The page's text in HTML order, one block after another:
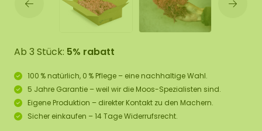
Ab 3 Stück: 5% rabatt
100 % natürlich, 0 % Pflege – eine nachhaltige Wahl.
5 Jahre Garantie – weil wir die Moos-Spezialisten sind.
Eigene Produktion – direkter Kontakt zu den Machern.
Sicher einkaufen – 14 Tage Widerrufsrecht.